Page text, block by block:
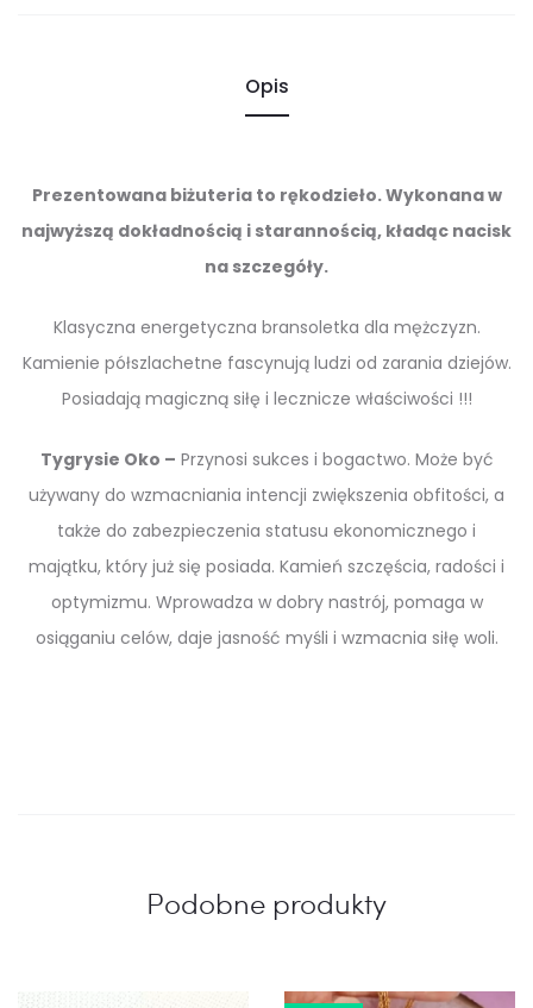
Opis
Prezentowana biżuteria to rękodzieło. Wykonana w
najwyższą dokładnością i starannością, kładąc nacisk
na szczegóły.
Klasyczna energetyczna bransoletka dla mężczyzn.
Kamienie półszlachetne fascynują ludzi od zarania dziejów.
Posiadają magiczną siłę i lecznicze właściwości !!!
Tygrysie Oko – Przynosi sukces i bogactwo. Może być
używany do wzmacniania intencji zwiększenia obfitości, a
także do zabezpieczenia statusu ekonomicznego i
majątku, który już się posiada. Kamień szczęścia, radości i
optymizmu. Wprowadza w dobry nastrój, pomaga w
osiąganiu celów, daje jasność myśli i wzmacnia siłę woli.
Podobne produkty